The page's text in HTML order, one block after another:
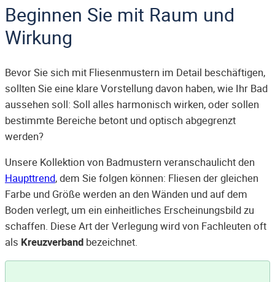
Beginnen Sie mit Raum und
Wirkung
Bevor Sie sich mit Fliesenmustern im Detail beschäftigen,
sollten Sie eine klare Vorstellung davon haben, wie Ihr Bad
aussehen soll: Soll alles harmonisch wirken, oder sollen
bestimmte Bereiche betont und optisch abgegrenzt
werden?
Unsere Kollektion von Badmustern veranschaulicht den
Haupttrend, dem Sie folgen können: Fliesen der gleichen
Farbe und Größe werden an den Wänden und auf dem
Boden verlegt, um ein einheitliches Erscheinungsbild zu
schaffen. Diese Art der Verlegung wird von Fachleuten oft
als Kreuzverband bezeichnet.